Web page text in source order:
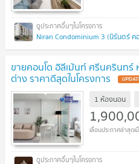
Niran Condominium 3 (นิรันดร์ ค
ขายคอนโด อิลีเม้นท์ ศรีนครินทร์
ต่าง ราคาดีสุดในโครงการ
1 ห้องนอน